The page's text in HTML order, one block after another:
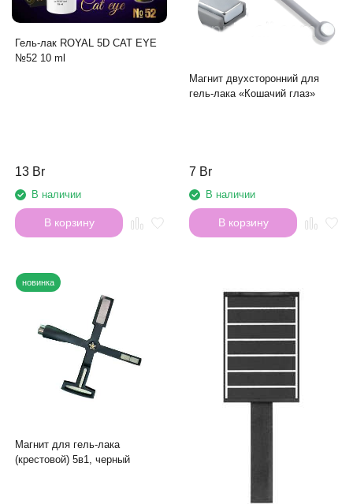
Гель-лак ROYAL 5D CAT EYE
№52 10 ml
13 Br
В наличии
В корзину
Магнит двухсторонний для
гель-лака «Кошачий глаз»
7 Br
В наличии
В корзину
новинка
Магнит для гель-лака
(крестовой) 5в1, черный